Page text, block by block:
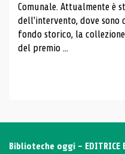
Comunale. Attualmente
dell'intervento, dove
fondo storico, la
del premio ...
Biblioteche oggi - EDITRICE